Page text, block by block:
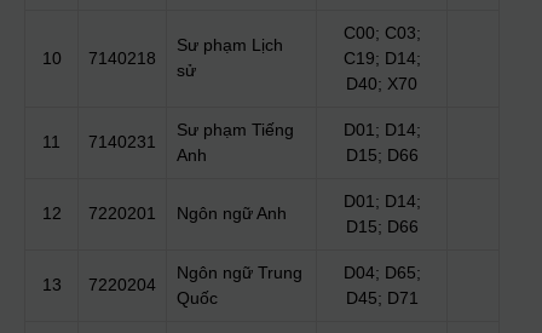
10 7140218
Sư phạm Lịch
sử
C00; C03;
C19; D14;
D40; X70
11 7140231
Sư phạm Tiếng
Anh
D01; D14;
D15; D66
12 7220201 Ngôn ngữ Anh
D01; D14;
D15; D66
13 7220204
Ngôn ngữ Trung
Quốc
D04; D65;
D45; D71